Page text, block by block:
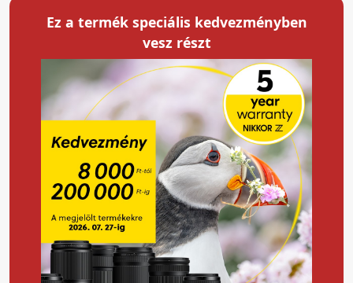
Ez a termék speciális kedvezményben
vesz részt